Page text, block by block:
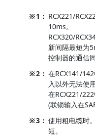
※1： RCX221/
10ms。
RCX320/
新间隔最短为
控制器的通信
※2： 在RCX141/
入以外无法使用
在RCX221/
(联锁输入在
※3： 使用粗电缆时
短。